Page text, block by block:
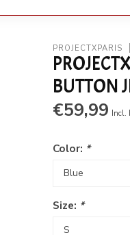
PROJECTXPARIS
BUTTON
€59,99 Incl.
Color: *
Size: *